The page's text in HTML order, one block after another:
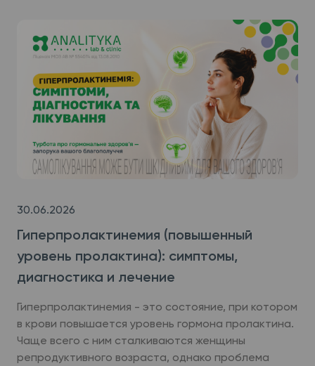
30.06.2026
Гиперпролактинемия (повышенный
уровень пролактина): симптомы,
диагностика и лечение
Гиперпролактинемия - это состояние, при котором
в крови повышается уровень гормона пролактина.
Чаще всего с ним сталкиваются женщины
репродуктивного возраста, однако проблема